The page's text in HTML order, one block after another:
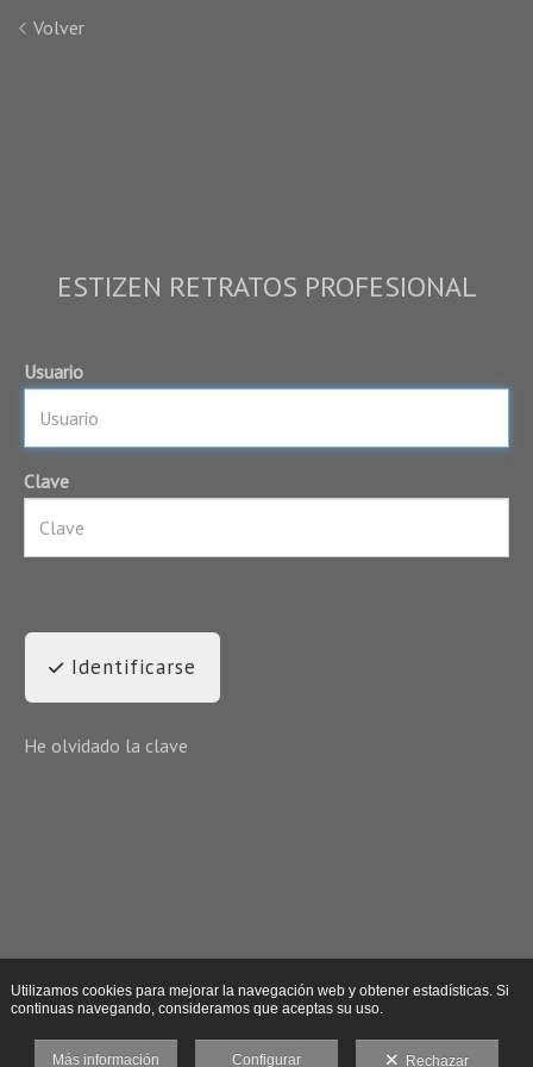
Volver
ESTIZEN RETRATOS PROFESIONAL
Usuario
Clave
Identificarse
He olvidado la clave
Utilizamos cookies para mejorar la navegación web y obtener estadísticas. Si
continuas navegando, consideramos que aceptas su uso.
Más información Configurar Rechazar